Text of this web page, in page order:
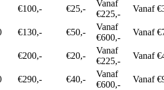
€100,- €25,-
Vanaf
€225,-
Vanaf
€130,- €50,-
Vanaf
€600,-
Vanaf
€200,- €20,-
Vanaf
€225,-
Vanaf
€290,- €40,-
Vanaf
€600,-
Vanaf